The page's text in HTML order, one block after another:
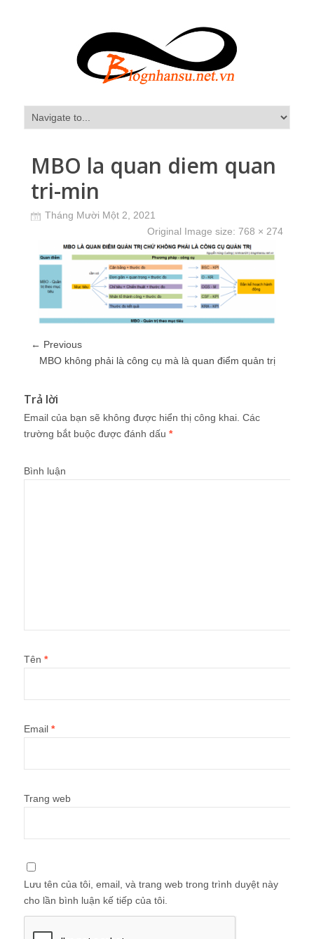
MBO la quan diem quan
tri-min
Tháng Mười Một 2, 2021
Original Image size: 768 × 274
← Previous
MBO không phải là công cụ mà là quan điểm quản trị
Trả lời
Email của bạn sẽ không được hiển thị công khai. Các
trường bắt buộc được đánh dấu *
Bình luận
Tên *
Email *
Trang web
Lưu tên của tôi, email, và trang web trong trình duyệt này
cho lần bình luận kế tiếp của tôi.